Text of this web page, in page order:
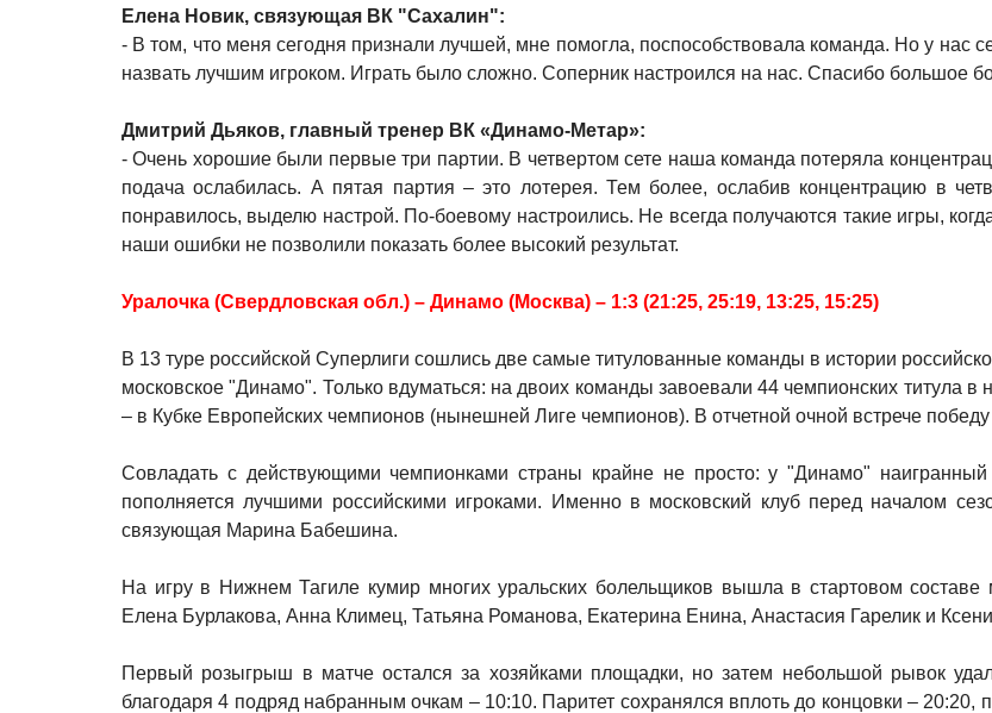
Елена Новик, связующая ВК "Сахалин":
- В том, что меня сегодня признали лучшей, мне помогла, поспособствовала команда. Но у нас
назвать лучшим игроком. Играть было сложно. Соперник настроился на нас. Спасибо большое
Дмитрий Дьяков, главный тренер ВК «Динамо-Метар»:
- Очень хорошие были первые три партии. В четвертом сете наша команда потеряла
подача ослабилась. А пятая партия – это лотерея. Тем более, ослабив концентрацию в
понравилось, выделю настрой. По-боевому настроились. Не всегда получаются такие игры,
наши ошибки не позволили показать более высокий результат.
Уралочка (Свердловская обл.) – Динамо (Москва) – 1:3 (21:25, 25:19, 13:25, 15:25)
В 13 туре российской Суперлиги сошлись две самые титулованные команды в истории
московское "Динамо". Только вдуматься: на двоих команды завоевали 44 чемпионских титула
– в Кубке Европейских чемпионов (нынешней Лиге чемпионов). В отчетной очной встрече
Совладать с действующими чемпионками страны крайне не просто: у "Динамо"
пополняется лучшими российскими игроками. Именно в московский клуб перед началом
связующая Марина Бабешина.
На игру в Нижнем Тагиле кумир многих уральских болельщиков вышла в стартовом составе
Елена Бурлакова, Анна Климец, Татьяна Романова, Екатерина Енина, Анастасия Гарелик и
Первый розыгрыш в матче остался за хозяйками площадки, но затем небольшой рывок
благодаря 4 подряд набранным очкам – 10:10. Паритет сохранялся вплоть до концовки –